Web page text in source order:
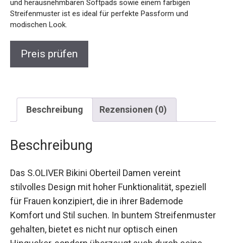
sowie einem farbigen Streifenmuster ist es ideal für
perfekte Passform und modischen Look.
Beschreibung Rezensionen (0)
Beschreibung
stilvolles Design mit hoher Funktionalität, speziell
für Frauen konzipiert, die in ihrer Bademode
Komfort und Stil suchen. In buntem
Streifenmuster gehalten, bietet es nicht nur
optisch einen Hingucker, sondern überzeugt